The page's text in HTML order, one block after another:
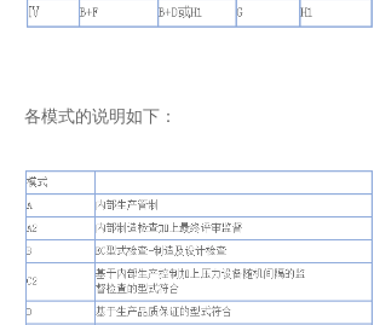
各模式的说明如下：